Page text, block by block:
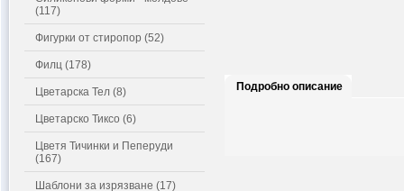
(117)
Фигурки от стиропор (52)
Филц (178)
Цветарска Тел (8)
Цветарско Тиксо (6)
Цветя Тичинки и Пеперуди
(167)
Шаблони за изрязване (17)
Подробно описание